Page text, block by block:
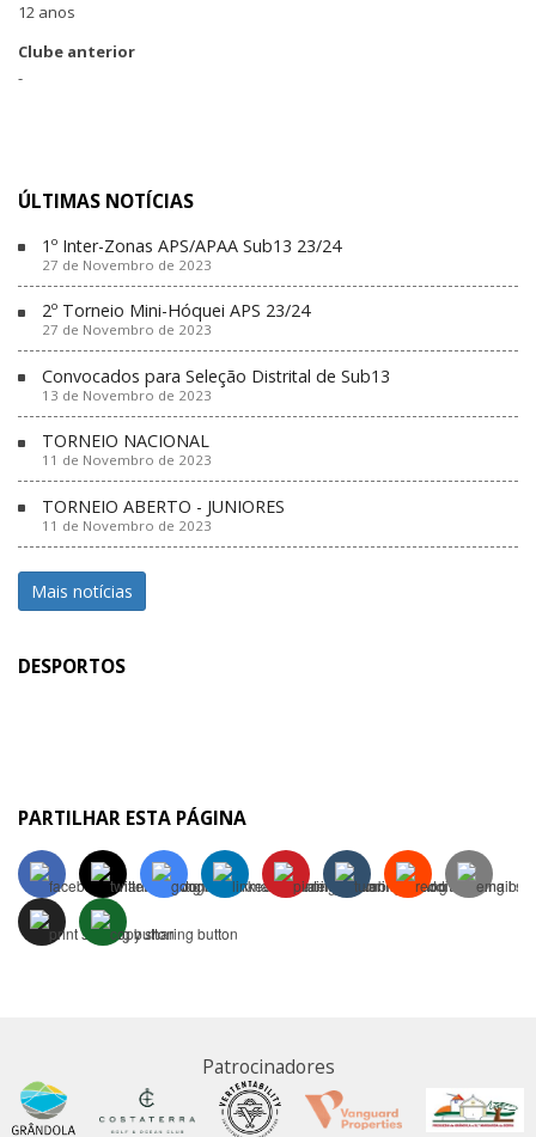
12 anos
Clube anterior
-
ÚLTIMAS NOTÍCIAS
1º Inter-Zonas APS/APAA Sub13 23/24
27 de Novembro de 2023
2º Torneio Mini-Hóquei APS 23/24
27 de Novembro de 2023
Convocados para Seleção Distrital de Sub13
13 de Novembro de 2023
TORNEIO NACIONAL
11 de Novembro de 2023
TORNEIO ABERTO - JUNIORES
11 de Novembro de 2023
Mais notícias
DESPORTOS
PARTILHAR ESTA PÁGINA
Patrocinadores